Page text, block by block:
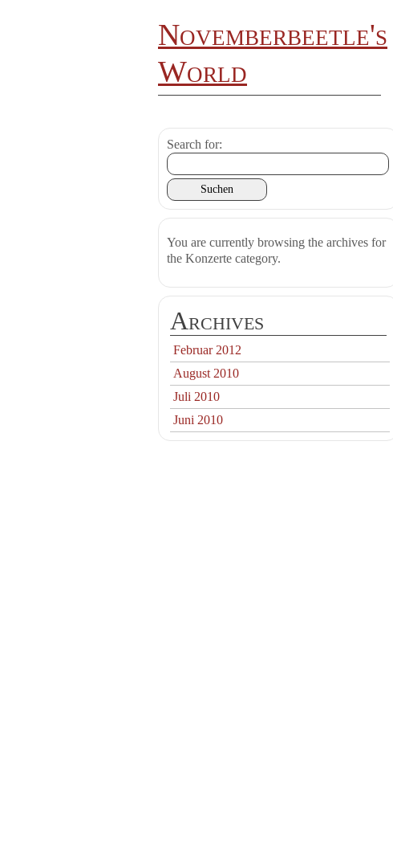
Novemberbeetle's
World
Search for:
You are currently browsing the archives for
the Konzerte category.
Archives
Februar 2012
August 2010
Juli 2010
Juni 2010